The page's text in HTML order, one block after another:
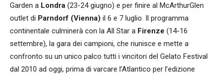
Garden a Londra (23-24 giugno) e per finire al McArthurGlen
outlet di Parndorf (Vienna) il 6 e 7 luglio. Il programma
continentale culminerà con la All Star a Firenze (14-16
settembre), la gara dei campioni, che riunisce e mette a
confronto su un unico palco tutti i vincitori del Gelato Festival
dal 2010 ad oggi, prima di varcare l’Atlantico per l’edizione